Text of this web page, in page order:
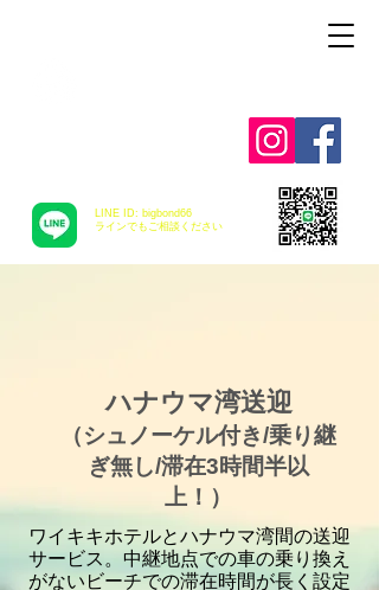
LINE ID: bigbond66
​ラインでもご相談ください
ハナウマ湾送迎
（シュノーケル付き/乗り継
ぎ無し/滞在3時間半以
上！）
ワイキキホテルとハナウマ湾間の送迎
サービス。中継地点での車の乗り換え
がないビーチでの滞在時間が長く設定